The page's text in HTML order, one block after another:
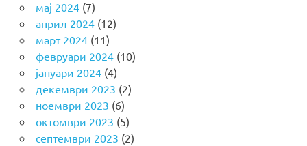
мај 2024(7)
април 2024(12)
март 2024(11)
февруари 2024(10)
јануари 2024(4)
декември 2023 (2)
ноември 2023 (6)
октомври 2023 (5)
септември 2023 (2)